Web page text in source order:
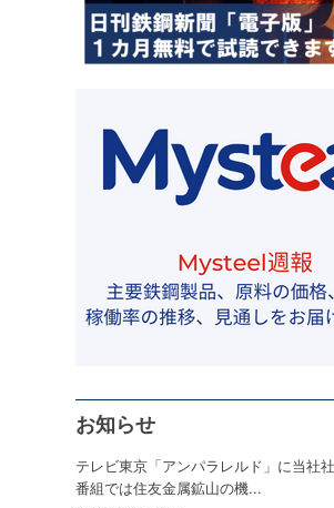
お知らせ
テレビ東京「アンパラレルド」に当社
番組では住友金属鉱山の機...